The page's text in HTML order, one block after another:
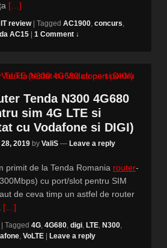
[…]
IT review Tagged AC1900, concurs,
AC15 1 Comment ↓
Tenda N300 4G680
sim 4G LTE si
cu Vodafone si DIGI)
2019 by ValiS — Leave a reply
primit de la Tenda Romania router-
cu port/slot pentru SIM
de ceva timp un astfel de router
[…]
Tagged 4G, 4G680, digi, LTE, N300,
, VoLTE Leave a reply